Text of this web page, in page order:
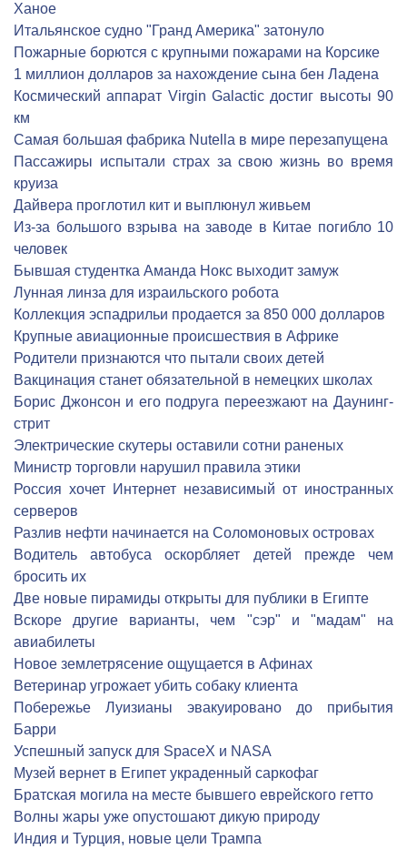
Ханое
Итальянское судно "Гранд Америка" затонуло
Пожарные борются с крупными пожарами на Корсике
1 миллион долларов за нахождение сына бен Ладена
Космический аппарат Virgin Galactic достиг высоты 90
км
Самая большая фабрика Nutella в мире перезапущена
Пассажиры испытали страх за свою жизнь во время
круиза
Дайвера проглотил кит и выплюнул живьем
Из-за большого взрыва на заводе в Китае погибло 10
человек
Бывшая студентка Аманда Нокс выходит замуж
Лунная линза для израильского робота
Коллекция эспадрильи продается за 850 000 долларов
Крупные авиационные происшествия в Африке
Родители признаются что пытали своих детей
Вакцинация станет обязательной в немецких школах
Борис Джонсон и его подруга переезжают на Даунинг-
стрит
Электрические скутеры оставили сотни раненых
Министр торговли нарушил правила этики
Россия хочет Интернет независимый от иностранных
серверов
Разлив нефти начинается на Соломоновых островах
Водитель автобуса оскорбляет детей прежде чем
бросить их
Две новые пирамиды открыты для публики в Египте
Вскоре другие варианты, чем "сэр" и "мадам" на
авиабилеты
Новое землетрясение ощущается в Афинах
Ветеринар угрожает убить собаку клиента
Побережье Луизианы эвакуировано до прибытия
Барри
Успешный запуск для SpaceX и NASA
Музей вернет в Египет украденный саркофаг
Братская могила на месте бывшего еврейского гетто
Волны жары уже опустошают дикую природу
Индия и Турция, новые цели Трампа